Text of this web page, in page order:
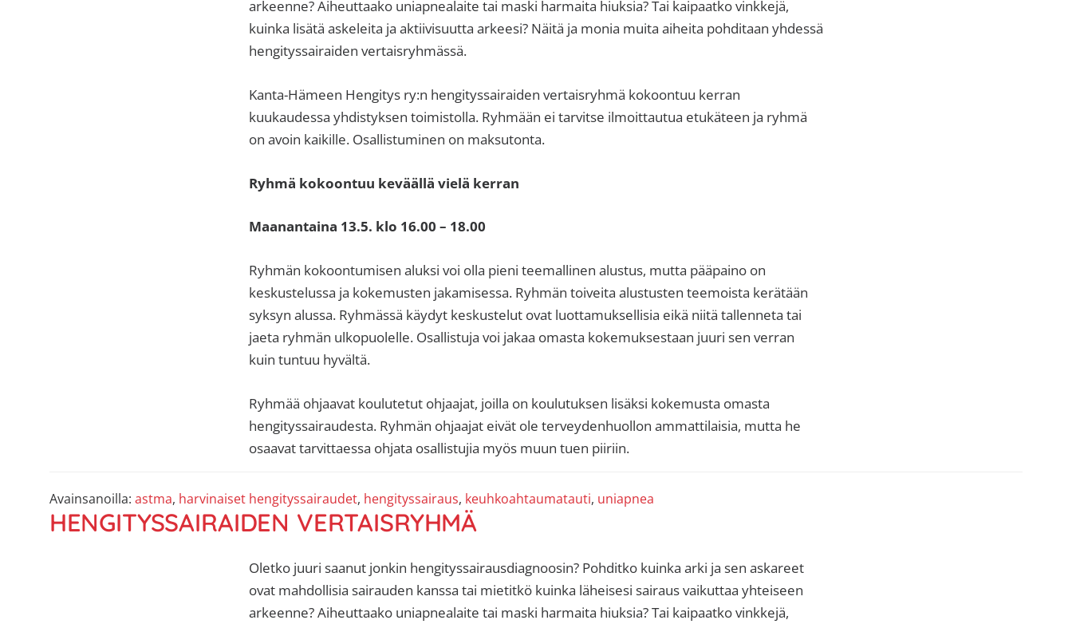
arkeenne? Aiheuttaako uniapnealaite tai maski harmaita hiuksia? Tai kaipaatko vinkkejä,
kuinka lisätä askeleita ja aktiivisuutta arkeesi? Näitä ja monia muita aiheita pohditaan yhdessä
hengityssairaiden vertaisryhmässä.
Kanta-Hämeen Hengitys ry:n hengityssairaiden vertaisryhmä kokoontuu kerran
kuukaudessa yhdistyksen toimistolla. Ryhmään ei tarvitse ilmoittautua etukäteen ja ryhmä
on avoin kaikille. Osallistuminen on maksutonta.
Ryhmä kokoontuu keväällä vielä kerran
Maanantaina 13.5. klo 16.00 – 18.00
Ryhmän kokoontumisen aluksi voi olla pieni teemallinen alustus, mutta pääpaino on
keskustelussa ja kokemusten jakamisessa. Ryhmän toiveita alustusten teemoista kerätään
syksyn alussa. Ryhmässä käydyt keskustelut ovat luottamuksellisia eikä niitä tallenneta tai
jaeta ryhmän ulkopuolelle. Osallistuja voi jakaa omasta kokemuksestaan juuri sen verran
kuin tuntuu hyvältä.
Ryhmää ohjaavat koulutetut ohjaajat, joilla on koulutuksen lisäksi kokemusta omasta
hengityssairaudesta. Ryhmän ohjaajat eivät ole terveydenhuollon ammattilaisia, mutta he
osaavat tarvittaessa ohjata osallistujia myös muun tuen piiriin.
Avainsanoilla: astma, harvinaiset hengityssairaudet, hengityssairaus, keuhkoahtaumatauti, uniapnea
HENGITYSSAIRAIDEN VERTAISRYHMÄ
Oletko juuri saanut jonkin hengityssairausdiagnoosin? Pohditko kuinka arki ja sen askareet
ovat mahdollisia sairauden kanssa tai mietitkö kuinka läheisesi sairaus vaikuttaa yhteiseen
arkeenne? Aiheuttaako uniapnealaite tai maski harmaita hiuksia? Tai kaipaatko vinkkejä,